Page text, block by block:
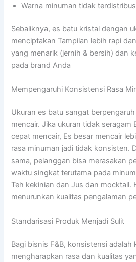
Warna minuman tidak
Sebaliknya, es batu kristal dengan
menciptakan Tampilan lebih rapi
yang menarik (jernih & bersih) dan
pada brand Anda
Mempengaruhi Konsistensi Rasa
Ukuran es batu sangat
mencair. Jika ukuran tidak seragam
cepat mencair, Es besar mencair
rasa minuman jadi tidak konsisten.
sama, pelanggan bisa merasakan
waktu singkat terutama pada
Teh kekinian dan Jus dan mocktail.
menurunkan kualitas pengalaman
Standarisasi Produk Menjadi Sulit
Bagi bisnis F&B, konsistensi adalah
mengharapkan rasa dan kualitas